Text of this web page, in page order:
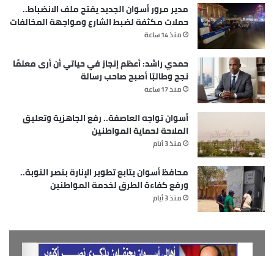
مدير مرور أسوان الجديد يفتح ملف الانضباط..
حملات مكثفة لضبط الشارع ومواجهة المخالفات
منذ 14 ساعة
حمدي راشد: أعظم إنجاز في حياتي أن أرى معلمًا
نجح وطالبًا أصبح صاحب رسالة
منذ 17 ساعة
أسوان تواجه العاصفة.. رفع الجاهزية وتعليق
الملاحة لحماية المواطنين
منذ 3 أيام
محافظ أسوان يتابع تطوير الإنارة بنصر النوبة..
ورفع كفاءة الطرق لخدمة المواطنين
منذ 3 أيام